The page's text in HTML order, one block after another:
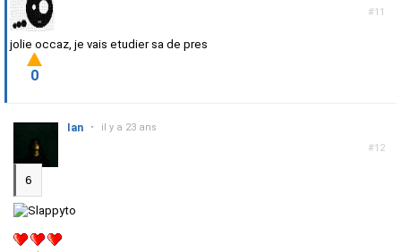
#11
jolie occaz, je vais etudier sa de pres
0
#12
Ian • il y a 23 ans
6